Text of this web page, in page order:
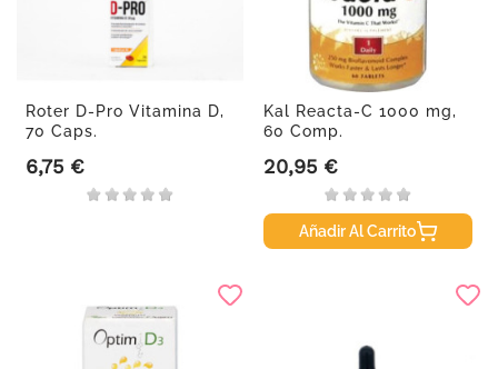
Roter D-Pro Vitamina D,
70 Caps.
Precio
6,75 €
Kal Reacta-C 1000 mg,
60 Comp.
Precio
20,95 €
Añadir Al Carrito